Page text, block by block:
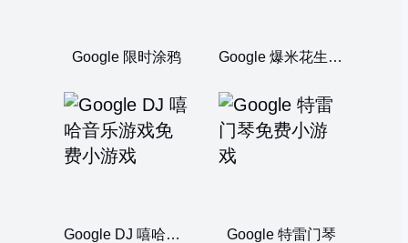
Google 限时涂鸦 Google 爆米花生存战
Google DJ 嘻哈音乐游戏 Google 特雷门琴